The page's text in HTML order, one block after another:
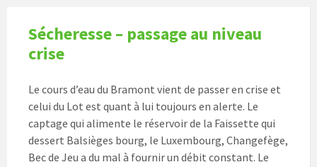
Sécheresse – passage au niveau
crise
Le cours d’eau du Bramont vient de passer en crise et
celui du Lot est quant à lui toujours en alerte. Le
captage qui alimente le réservoir de la Faissette qui
dessert Balsièges bourg, le Luxembourg, Changefège,
Bec de Jeu a du mal à fournir un débit constant. Le